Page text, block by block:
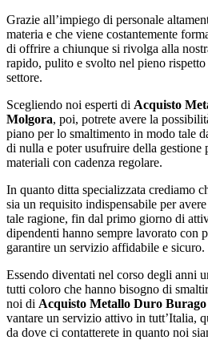
Grazie all’impiego di personale
materia e che viene costantemente
di offrire a chiunque si rivolga alla
rapido, pulito e svolto nel pieno
settore.
Scegliendo noi esperti di Acquisto
Molgora, poi, potrete avere la
piano per lo smaltimento in modo tale
di nulla e poter usufruire della gestione
materiali con cadenza regolare.
In quanto ditta specializzata crediamo
sia un requisito indispensabile per
tale ragione, fin dal primo giorno di
dipendenti hanno sempre lavorato con
garantire un servizio affidabile e sicuro.
Essendo diventati nel corso degli anni
tutti coloro che hanno bisogno di
noi di Acquisto Metallo Duro
vantare un servizio attivo in tutt’Italia,
da dove ci contatterete in quanto noi